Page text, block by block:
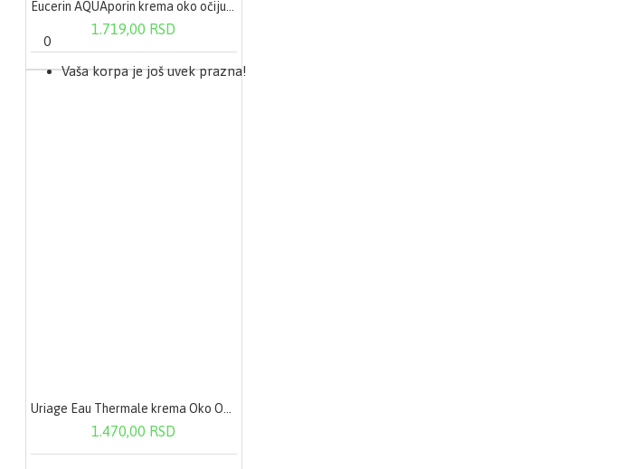
0 proizvod(a) - 0,00 RSD
0
Vaša korpa je još uvek prazna!
1.719,00 RSD
1.470,00 RSD